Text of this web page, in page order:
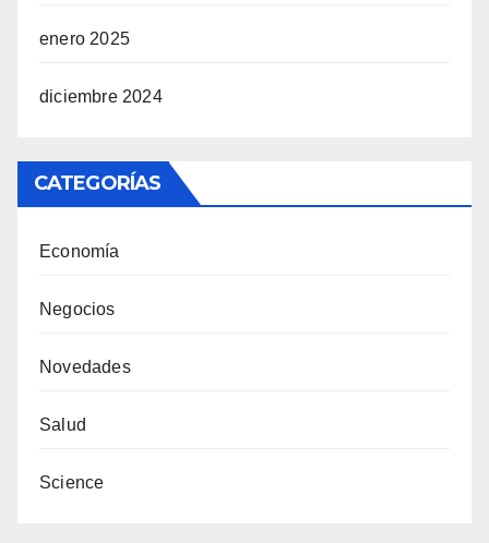
enero 2025
diciembre 2024
CATEGORÍAS
Economía
Negocios
Novedades
Salud
Science